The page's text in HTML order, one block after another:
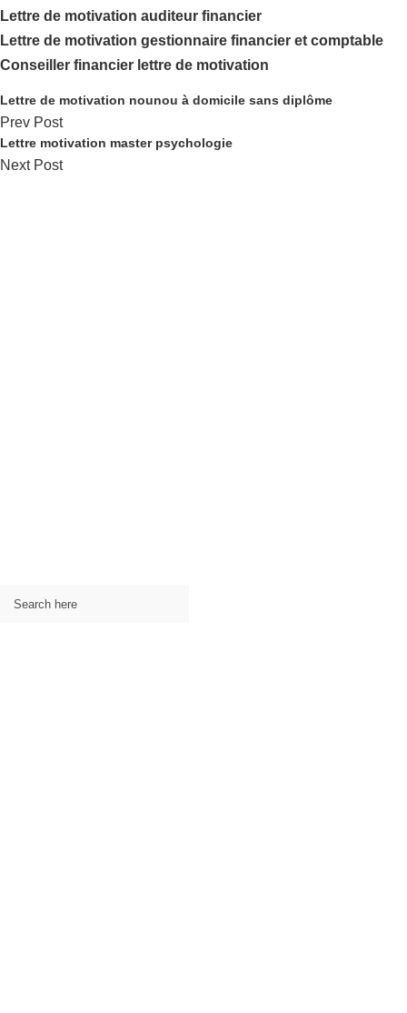
Lettre de motivation auditeur financier
Lettre de motivation gestionnaire financier et comptable
Conseiller financier lettre de motivation
Lettre de motivation nounou à domicile sans diplôme
Prev Post
Lettre motivation master psychologie
Next Post